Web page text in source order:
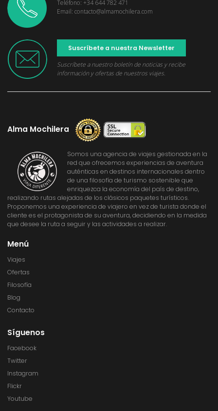
Teléfono: +34 644 782 471
Email: contacto@almamochilera.com
Suscríbete a nuestra Newsletter
Suscríbete a nuestro boletín de noticias y recibe
información y ofertas de nuestros viajes.
Alma Mochilera
Somos una agencia de viajes gestionada en la
red que ofrecemos experiencias de aventura
auténticas en destinos internacionales dentro
de una filosofía de turismo sostenible que
enriquezca la economía del país de destino,
realizando rutas alejadas de los clásicos paquetes turísticos.
Proponemos una experiencia de viajero en vez de turista donde el
cliente es el protagonista de su aventura, decidiendo en la medida
que desee la ruta a seguir y las actividades a realizar.
Menú
Viajes
Ofertas
Filosofía
Blog
Contacto
Síguenos
Facebook
Twitter
Instagram
Flickr
Youtube